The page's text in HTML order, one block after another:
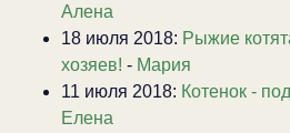
Алена
18 июля 2018: Рыжие
хозяев! - Мария
11 июля 2018: Котенок -
Елена